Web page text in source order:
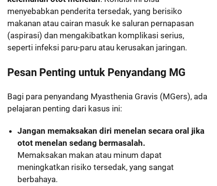
menyebabkan penderita tersedak, yang berisiko
makanan atau cairan masuk ke saluran pernapasan
(aspirasi) dan mengakibatkan komplikasi serius,
seperti infeksi paru-paru atau kerusakan jaringan.
Pesan Penting untuk Penyandang MG
Bagi para penyandang Myasthenia Gravis (MGers), ada
pelajaran penting dari kasus ini:
Jangan memaksakan diri menelan secara oral jika
otot menelan sedang bermasalah.
Memaksakan makan atau minum dapat
meningkatkan risiko tersedak, yang sangat
berbahaya.